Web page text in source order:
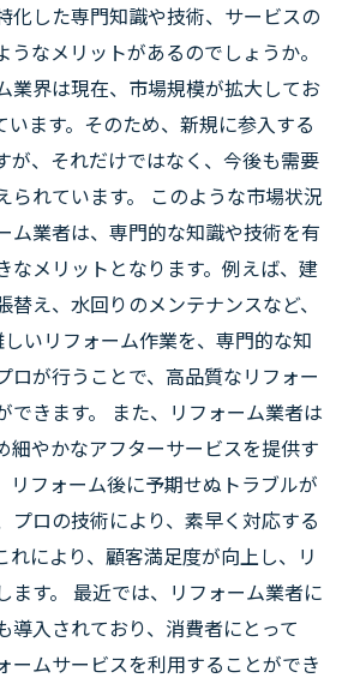
化した専門知識や技術、サービスの
うなメリットがあるのでしょうか。
業界は現在、市場規模が拡大してお
います。そのため、新規に参入する
が、それだけではなく、今後も需要
られています。 このような市場状況
ム業者は、専門的な知識や技術を有
なメリットとなります。例えば、建
替え、水回りのメンテナンスなど、
いリフォーム作業を、専門的な知
ロが行うことで、高品質なリフォー
できます。 また、リフォーム業者は
細やかなアフターサービスを提供す
リフォーム後に予期せぬトラブルが
プロの技術により、素早く対応する
れにより、顧客満足度が向上し、リ
ます。 最近では、リフォーム業者に
導入されており、消費者にとって
ームサービスを利用することができ